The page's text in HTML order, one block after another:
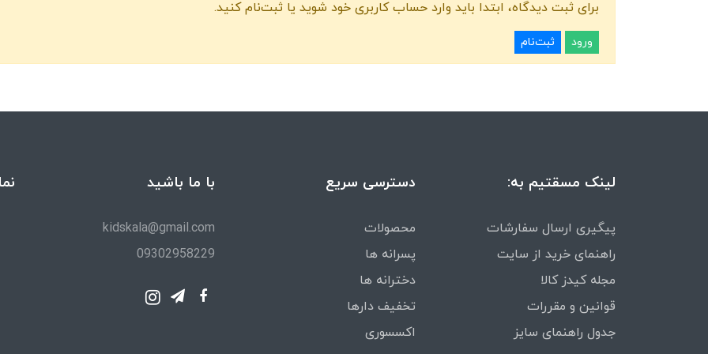
برای ثبت دیدگاه، ابتدا باید وارد حساب کاربری خود شوید یا ثبت‌نام کنید.
ورود ثبت‌نام
لینک مسقتیم به:
پیگیری ارسال سفارشات
راهنمای خرید از سایت
مجله کیدز کالا
قوانین و مقررات
جدول راهنمای سایز
دسترسی سریع
محصولات
پسرانه ها
دخترانه ها
تخفیف دارها
اکسسوری
با ما باشید
kidskala@gmail.com
09302958229